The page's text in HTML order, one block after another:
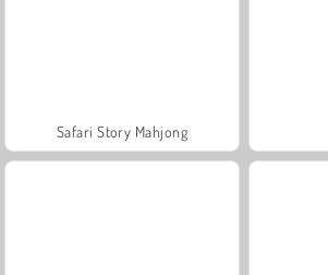
Safari Story Mahjong